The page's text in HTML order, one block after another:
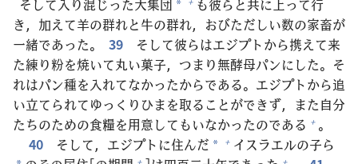
そして入り混じった大集団 * も彼らと共に 上って行
き， 加えて羊の群れと牛の群れ，おびただしい数の家畜が
一緒であった。 39 そして彼らはエジプトから携えて来
た練り粉を焼いて丸い菓子，つまり無酵母パンにした。そ
れはパン種を入れてなかったからである。エジプトから追
い立てられてゆっくりひまを取ることができず，また自分
たちのための食糧を用意してもいなかったのである + 。
40
そして，エジプトに住んだ * + イスラエルの子ら
+ +